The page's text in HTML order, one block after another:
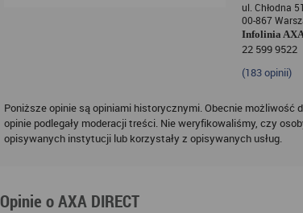
ul. Chłodna 51
00-867
Infolinia
22 599 9522
(183opinii)
Poniższe opinie są opiniami historycznymi. Obecnie możliwość
opinie podlegały moderacji treści. Nie weryfikowaliśmy, czy
opisywanych instytucji lub korzystały z opisywanych usług.
Opinie o AXA DIRECT